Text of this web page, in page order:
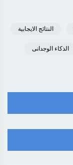
النتائج الايجابية
الذكاء الوجدانى